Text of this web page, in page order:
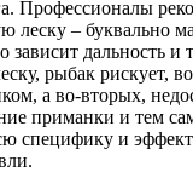
Профессионалы
леску – буквально
зависит дальность и
рыбак рискует,
а во-вторых,
приманки и тем
специфику и